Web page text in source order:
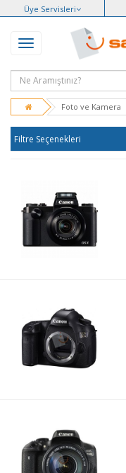
Üye Servisleri
Foto ve Kamera
Filtre Seçenekleri